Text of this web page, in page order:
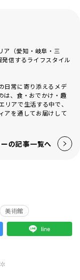
ア（愛知・岐阜・三
信するライフスタイル
日常に寄り添えるメデ
は、食・おでかけ・趣
アで生活する中で、
アを通してお届けして
の記事一覧へ
美術館